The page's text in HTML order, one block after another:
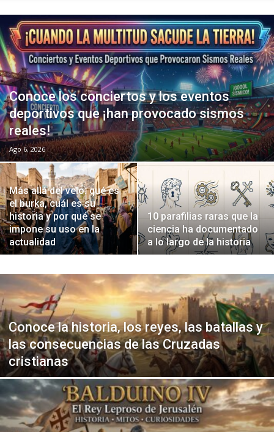
Conoce los conciertos y los eventos
deportivos que ¡han provocado sismos
reales!
Ago 6, 2026
Más allá del velo: qué es
el burka, cuál es su
historia y por qué se
impone su uso en la
actualidad
10 parafilias raras que la
ciencia ha documentado
a lo largo de la historia
Conoce la historia, los reyes, las batallas y
las consecuencias de las Cruzadas
cristianas